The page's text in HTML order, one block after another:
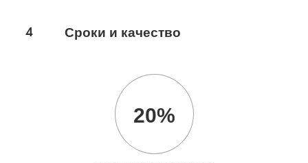
4 Сроки и качество
20%